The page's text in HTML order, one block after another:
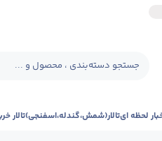
جستجو دسته‌بندی ، محصول و ...
لحظه ایتالار(شمش،گندله،اسفنجی)تالار